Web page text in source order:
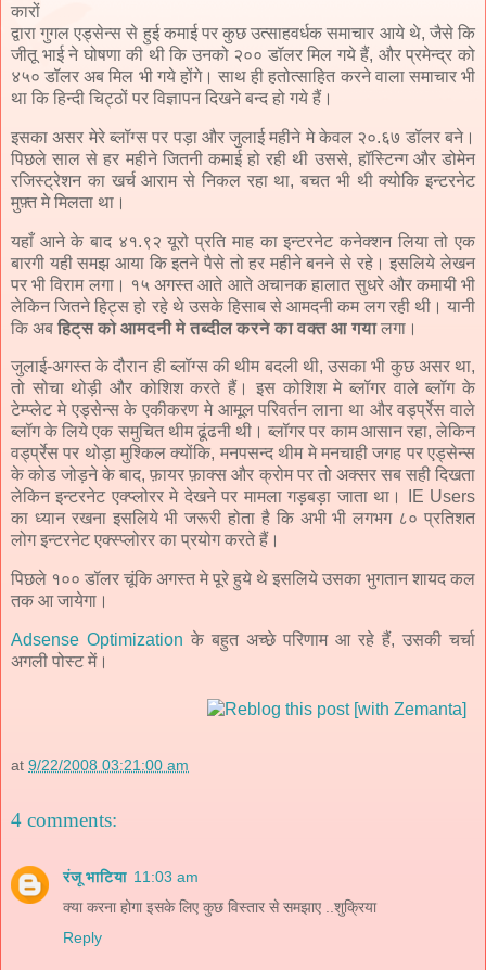
कारों
द्वारा गुगल एड्सेन्स से हुई कमाई पर कुछ उत्साहवर्धक समाचार आये थे, जैसे कि
जीतू भाई ने घोषणा की थी कि उनको २०० डॉलर मिल गये हैं, और प्रमेन्द्र को
४५० डॉलर अब मिल भी गये होंगे। साथ ही हतोत्साहित करने वाला समाचार भी
था कि हिन्दी चिट्ठों पर विज्ञापन दिखने बन्द हो गये हैं।
इसका असर मेरे ब्लॉग्स पर पड़ा और जुलाई महीने मे केवल २०.६७ डॉलर बने।
पिछले साल से हर महीने जितनी कमाई हो रही थी उससे, हॉस्टिन्ग और डोमेन
रजिस्ट्रेशन का खर्च आराम से निकल रहा था, बचत भी थी क्योकि इन्टरनेट
मुफ़्त मे मिलता था।
यहाँ आने के बाद ४१.९२ यूरो प्रति माह का इन्टरनेट कनेक्शन लिया तो एक
बारगी यही समझ आया कि इतने पैसे तो हर महीने बनने से रहे। इसलिये लेखन
पर भी विराम लगा। १५ अगस्त आते आते अचानक हालात सुधरे और कमायी भी
लेकिन जितने हिट्स हो रहे थे उसके हिसाब से आमदनी कम लग रही थी। यानी
कि अबहिट्स को आमदनी मे तब्दील करने का वक्त आ गयालगा।
जुलाई-अगस्त के दौरान ही ब्लॉग्स की थीम बदली थी, उसका भी कुछ असर था,
तो सोचा थोड़ी और कोशिश करते हैं। इस कोशिश मे ब्लॉगर वाले ब्लॉग के
टेम्प्लेट मे एड्सेन्स के एकीकरण मे आमूल परिवर्तन लाना था और वर्ड्प्रेस वाले
ब्लॉग के लिये एक समुचित थीम ढूंढनी थी। ब्लॉगर पर काम आसान रहा, लेकिन
वर्ड्प्रेस पर थोड़ा मुश्किल क्योंकि, मनपसन्द थीम मे मनचाही जगह पर एड्सेन्स
के कोड जोड़ने के बाद, फ़ायर फ़ाक्स और क्रोम पर तो अक्सर सब सही दिखता
लेकिन इन्टरनेट एक्प्लोरर मे देखने पर मामला गड़बड़ा जाता था। IE Users
का ध्यान रखना इसलिये भी जरूरी होता है कि अभी भी लगभग ८० प्रतिशत
लोग इन्टरनेट एक्स्प्लोरर का प्रयोग करते हैं।
पिछले १०० डॉलर चूंकि अगस्त मे पूरे हुये थे इसलिये उसका भुगतान शायद कल
तक आ जायेगा।
Adsense Optimization के बहुत अच्छे परिणाम आ रहे हैं, उसकी चर्चा
अगली पोस्ट में।
at 9/22/2008 03:21:00 am
4 comments:
रंजू भाटिया 11:03 am
क्या करना होगा इसके लिए कुछ विस्तार से समझाए ..शुक्रिया
Reply